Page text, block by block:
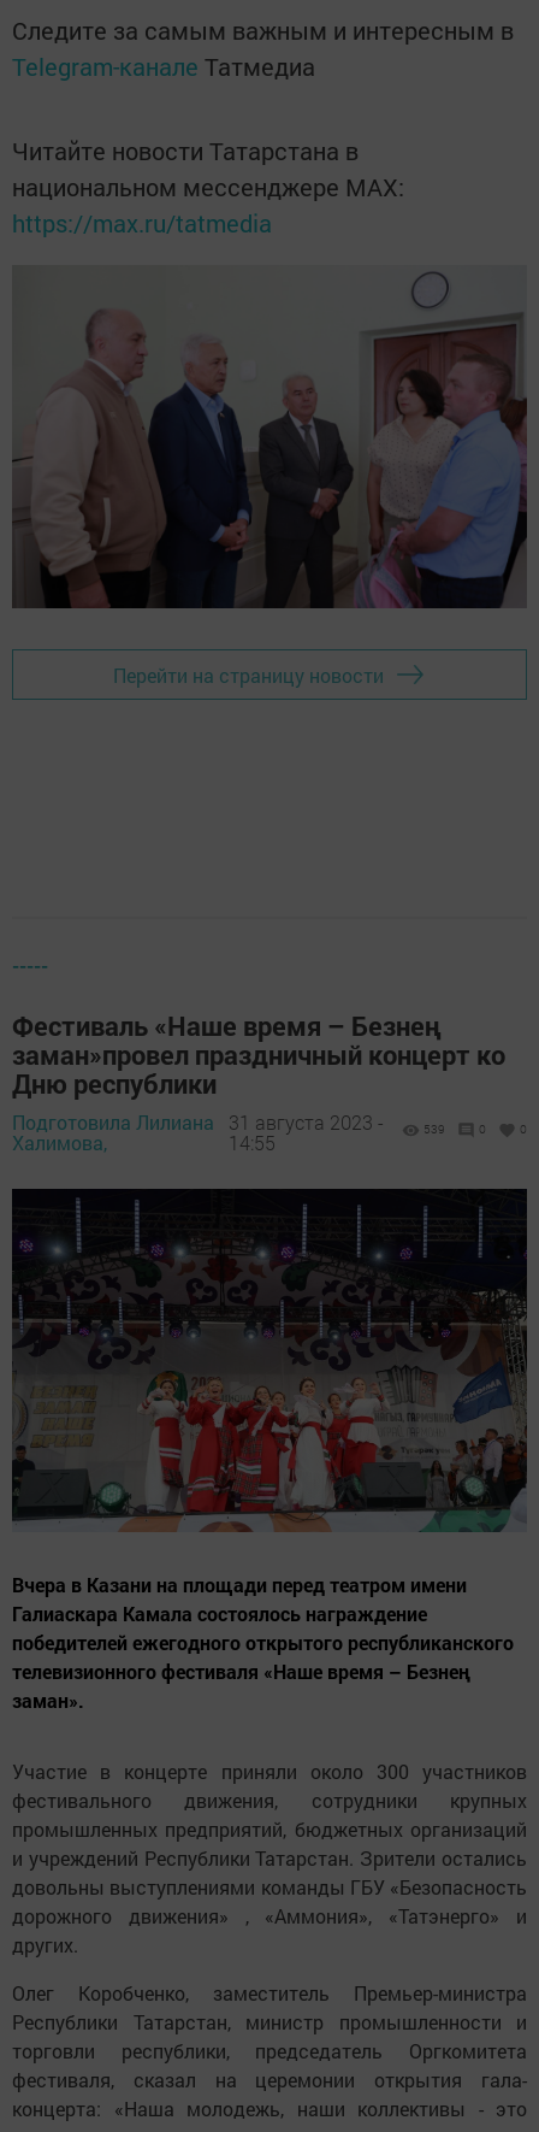
Следите за самым важным и интересным в
Telegram-канале Татмедиа
Читайте новости Татарстана в
национальном мессенджере MАХ:
https://max.ru/tatmedia
Перейти на страницу новости
-----
Фестиваль «Наше время – Безнең
заман»провел праздничный концерт ко
Дню республики
Подготовила Лилиана
Халимова,
31 августа 2023 -
14:55
539 0 0
Вчера в Казани на площади перед театром имени
Галиаскара Камала состоялось награждение
победителей ежегодного открытого республиканского
телевизионного фестиваля «Наше время – Безнең
заман».
Участие в концерте приняли около 300 участников
фестивального движения, сотрудники крупных
промышленных предприятий, бюджетных организаций
и учреждений Республики Татарстан. Зрители остались
довольны выступлениями команды ГБУ «Безопасность
дорожного движения» , «Аммония», «Татэнерго» и
других.
Олег Коробченко, заместитель Премьер-министра
Республики Татарстан, министр промышленности и
торговли республики, председатель Оргкомитета
фестиваля, сказал на церемонии открытия гала-
концерта: «Наша молодежь, наши коллективы - это